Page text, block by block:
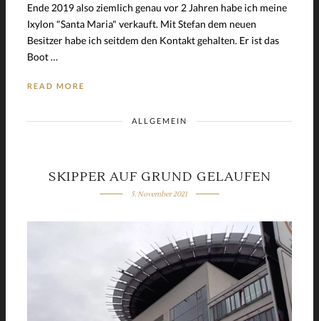
Ende 2019 also ziemlich genau vor 2 Jahren habe ich meine
Ixylon "Santa Maria" verkauft. Mit Stefan dem neuen
Besitzer habe ich seitdem den Kontakt gehalten. Er ist das
Boot …
READ MORE
ALLGEMEIN
SKIPPER AUF GRUND GELAUFEN
5. November 2021